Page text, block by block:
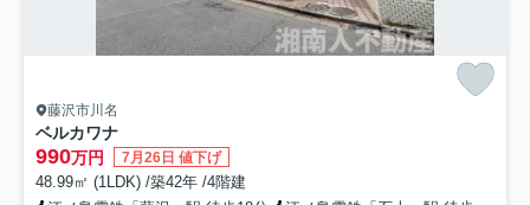
藤沢市川名
ベルカワナ
990万円 7月26日 値下げ
48.99㎡ (1LDK) /築42年 /4階建